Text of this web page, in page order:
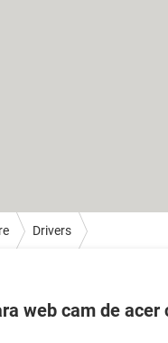
Drivers
web cam de acer